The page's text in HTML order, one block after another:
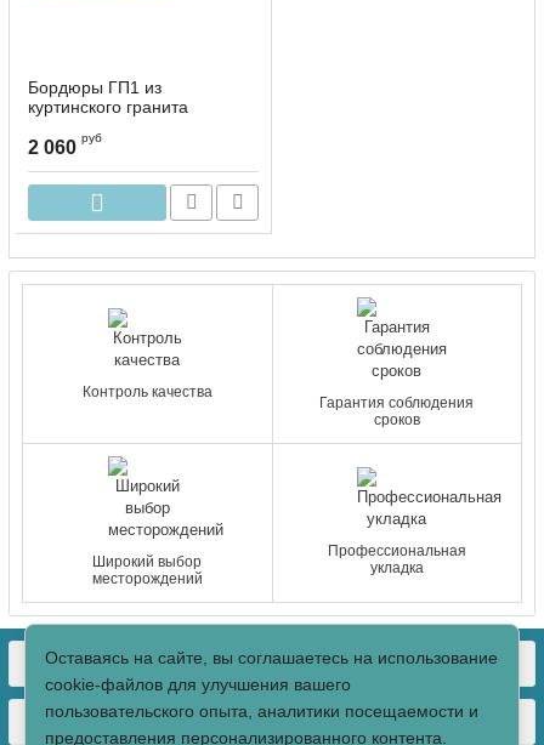
Бордюры ГП1 из
куртинского гранита
2 060 руб
Контроль качества
Гарантия соблюдения
сроков
Широкий выбор
месторождений
Профессиональная
укладка
КОНТАКТЫ
О МАГАЗИНЕ
Оставаясь на сайте, вы соглашаетесь на использование
cookie-файлов для улучшения вашего
пользовательского опыта, аналитики посещаемости и
предоставления персонализированного контента.